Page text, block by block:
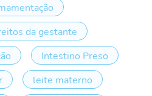
da gestante
Intestino Preso
leite materno